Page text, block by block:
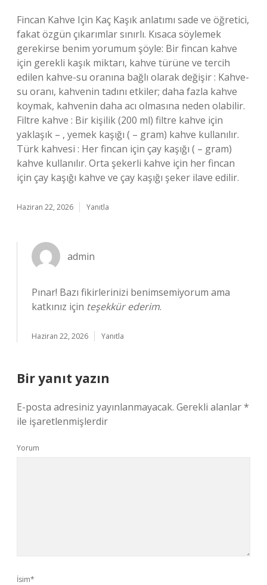
Fincan Kahve Için Kaç Kaşık anlatımı sade ve öğretici,
fakat özgün çıkarımlar sınırlı. Kısaca söylemek
gerekirse benim yorumum şöyle: Bir fincan kahve
için gerekli kaşık miktarı, kahve türüne ve tercih
edilen kahve-su oranına bağlı olarak değişir : Kahve-
su oranı, kahvenin tadını etkiler; daha fazla kahve
koymak, kahvenin daha acı olmasına neden olabilir.
Filtre kahve : Bir kişilik (200 ml) filtre kahve için
yaklaşık – , yemek kaşığı ( – gram) kahve kullanılır.
Türk kahvesi : Her fincan için çay kaşığı ( – gram)
kahve kullanılır. Orta şekerli kahve için her fincan
için çay kaşığı kahve ve çay kaşığı şeker ilave edilir.
Haziran 22, 2026 Yanıtla
admin
Pınar! Bazı fikirlerinizi benimsemiyorum ama
katkınız için teşekkür ederim.
Haziran 22, 2026 Yanıtla
Bir yanıt yazın
E-posta adresiniz yayınlanmayacak. Gerekli alanlar*
ile işaretlenmişlerdir
Yorum
İsim*